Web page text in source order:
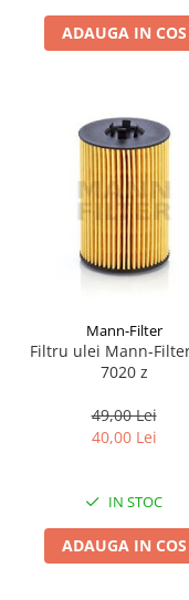
Ulei transmisie moto
Antigel moto
Aditivi moto
Lichid de frana
Vaselina si spray-uri
Filtru combustibil
Filtru ulei moto
Filtru aer moto
Intretinere moto
Intretinere echipament
Covor moto
Accesorii moto
Antifurt
ADAUGA IN COS
Mann-Filter
Filtru ulei Mann-
7020 z
49,00 Lei
40,00 Lei
IN STOC
ADAUGA IN COS